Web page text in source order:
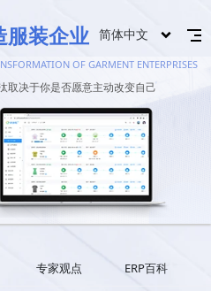
服装企业 简体中文
OF GARMENT ENTERPRISES
取决于你是否愿意主动改变自己
专家观点 ERP百科